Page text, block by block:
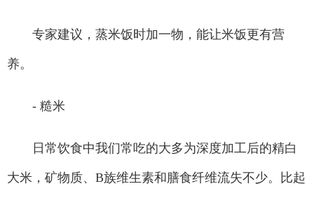
专家建议，蒸米饭时加一物，能让米饭更有营
养。
- 糙米
日常饮食中我们常吃的大多为深度加工后的精白
大米，矿物质、B族维生素和膳食纤维流失不少。比起